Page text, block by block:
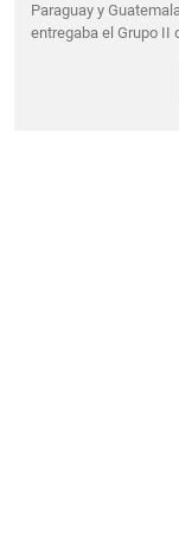
Paraguay y
entregaba el Grupo II